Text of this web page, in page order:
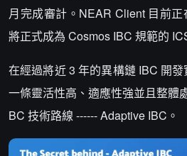
月完成審計。NEAR Client 目前
將正式成為 Cosmos IBC 規範的
在經過將近 3 年的異構鏈 IBC 開
一條靈活性高、適應性強並且整體
BC 技術路線 ------ Adaptive IBC。